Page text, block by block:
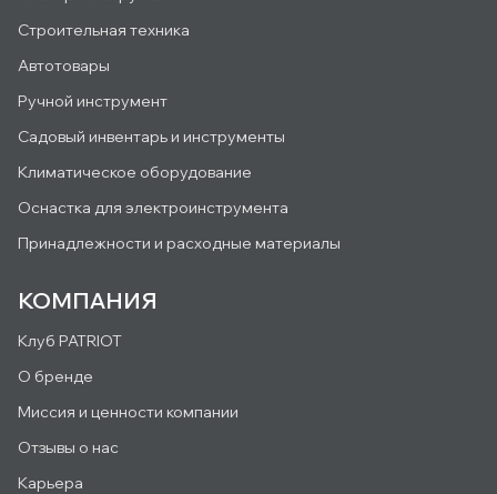
Строительная техника
Автотовары
Ручной инструмент
Садовый инвентарь и инструменты
Климатическое оборудование
Оснастка для электроинструмента
Принадлежности и расходные материалы
КОМПАНИЯ
Клуб PATRIOT
О бренде
Миссия и ценности компании
Отзывы о нас
Карьера